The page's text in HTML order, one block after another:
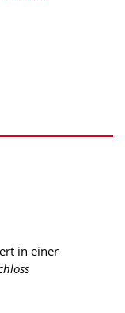
in einer